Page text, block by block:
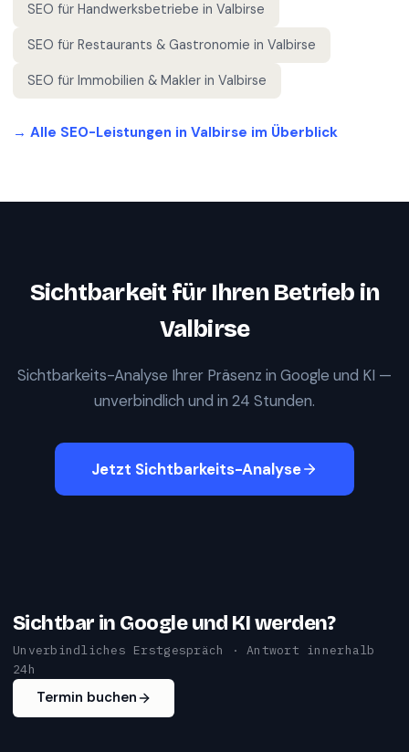
SEO für Handwerksbetriebe in Valbirse
SEO für Restaurants & Gastronomie in Valbirse
SEO für Immobilien & Makler in Valbirse
→ Alle SEO-Leistungen in Valbirse im Überblick
Sichtbarkeit für Ihren Betrieb in
Valbirse
Sichtbarkeits-Analyse Ihrer Präsenz in Google und KI —
unverbindlich und in 24 Stunden.
Jetzt Sichtbarkeits-Analyse
Sichtbar in Google und KI werden?
Unverbindliches Erstgespräch · Antwort innerhalb
24h
Termin buchen